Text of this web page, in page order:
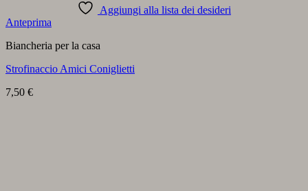
Aggiungi alla lista dei desideri
Anteprima
Biancheria per la casa
Strofinaccio Amici Coniglietti
7,50 €